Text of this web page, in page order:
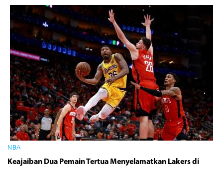
NBA
Keajaiban Dua Pemain Tertua Menyelamatkan Lakers di